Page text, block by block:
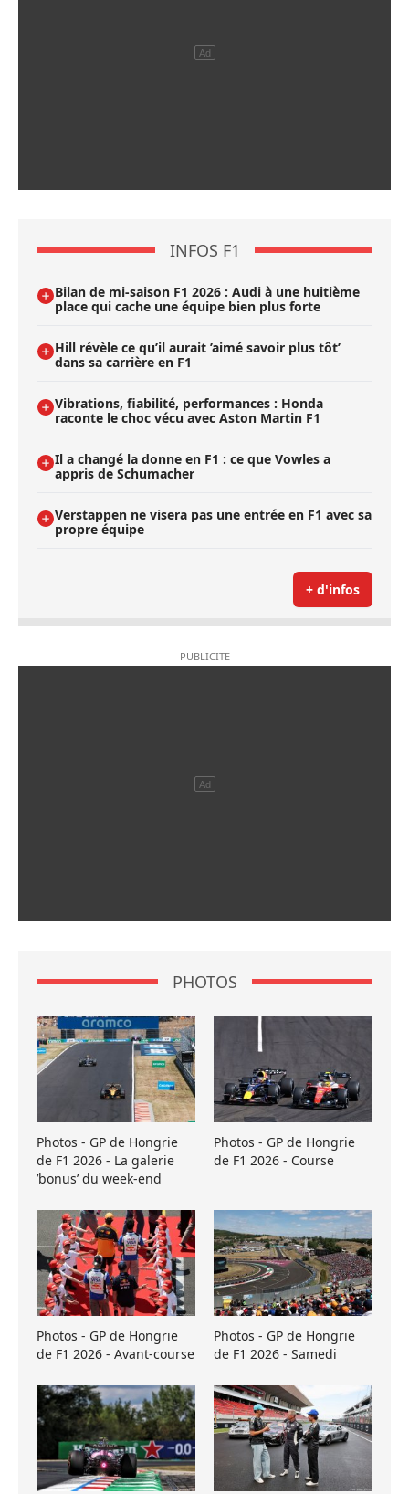
INFOS F1
Bilan de mi-saison F1 2026 : Audi à une huitième
place qui cache une équipe bien plus forte
Hill révèle ce qu’il aurait ’aimé savoir plus tôt’
dans sa carrière en F1
Vibrations, fiabilité, performances : Honda
raconte le choc vécu avec Aston Martin F1
Il a changé la donne en F1 : ce que Vowles a
appris de Schumacher
Verstappen ne visera pas une entrée en F1 avec sa
propre équipe
+ d'infos
PHOTOS
Photos - GP de Hongrie
de F1 2026 - La galerie
’bonus’ du week-end
Photos - GP de Hongrie
de F1 2026 - Course
Photos - GP de Hongrie
de F1 2026 - Avant-course
Photos - GP de Hongrie
de F1 2026 - Samedi